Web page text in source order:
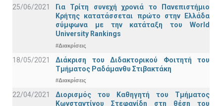
25/06/2021
Για Τρίτη συνεχή χρονιά το Πανεπιστήμιο
Κρήτης κατατάσσεται πρώτο στην Ελλάδα
σύμφωνα με την κατάταξη του World
University Rankings
#Διακρίσεις
18/05/2021
Διάκριση του Διδακτορικού Φοιτητή του
Τμήματος Ραδάμανθυ Στιβακτάκη
#Διακρίσεις
22/04/2021
Διορισμός του Καθηγητή του Τμήματος
Κωνσταντίνου Στεφανίδη στη θέση του